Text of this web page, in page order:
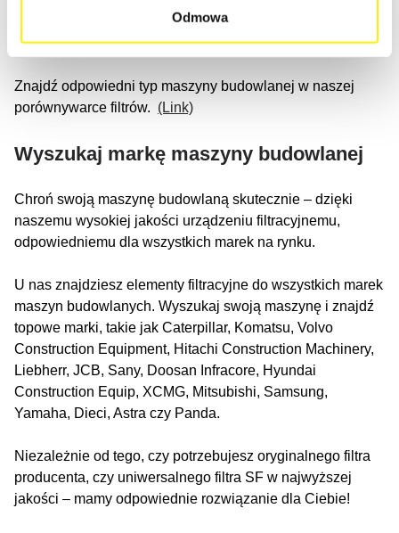
Odmowa
hydraulicznych, mini koparek lub koparek
wyburzeniowych.
Znajdź odpowiedni typ maszyny budowlanej w naszej
porównywarce filtrów. (Link)
Wyszukaj markę maszyny budowlanej
Chroń swoją maszynę budowlaną skutecznie – dzięki
naszemu wysokiej jakości urządzeniu filtracyjnemu,
odpowiedniemu dla wszystkich marek na rynku.
U nas znajdziesz elementy filtracyjne do wszystkich marek
maszyn budowlanych. Wyszukaj swoją maszynę i znajdź
topowe marki, takie jak Caterpillar, Komatsu, Volvo
Construction Equipment, Hitachi Construction Machinery,
Liebherr, JCB, Sany, Doosan Infracore, Hyundai
Construction Equip, XCMG, Mitsubishi, Samsung,
Yamaha, Dieci, Astra czy Panda.
Niezależnie od tego, czy potrzebujesz oryginalnego filtra
producenta, czy uniwersalnego filtra SF w najwyższej
jakości – mamy odpowiednie rozwiązanie dla Ciebie!